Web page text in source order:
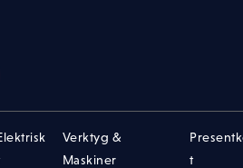
Verktyg &
Maskiner
t